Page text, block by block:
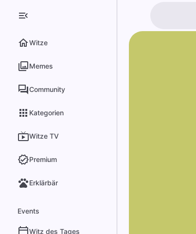
Witze
Memes
Community
Kategorien
Witze TV
Premium
Erklärbär
Events
Witz des Tages